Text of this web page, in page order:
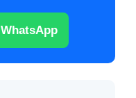
WhatsApp